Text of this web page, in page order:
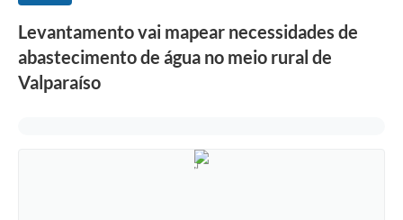
Transparência
Editais
Levantamento vai mapear necessidades de
abastecimento de água no meio rural de
Valparaíso